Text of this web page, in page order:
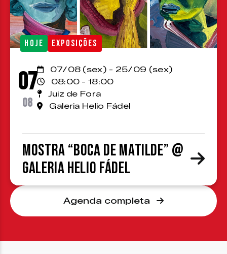
HOJE EXPOSIÇÕES
07
08
07/08 (sex) - 25/09 (sex)
08:00 - 18:00
Juiz de Fora
Galeria Helio Fádel
Mostra “Boca de Matilde” @
Galeria Helio Fádel
Agenda completa